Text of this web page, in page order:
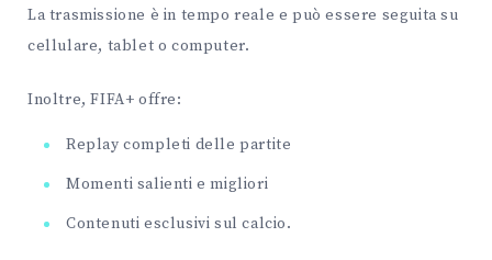
La trasmissione è in tempo reale e può essere seguita su
cellulare, tablet o computer.
Inoltre, FIFA+ offre:
Replay completi delle partite
Momenti salienti e migliori
Contenuti esclusivi sul calcio.